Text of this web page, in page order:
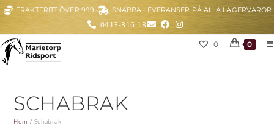
FRAKTFRITT ÖVER 999:- SNABBA LEVERANSER PÅ ALLA LAGERVAROR
0413-316 18
0 0
SCHABRAK
Hem / Schabrak